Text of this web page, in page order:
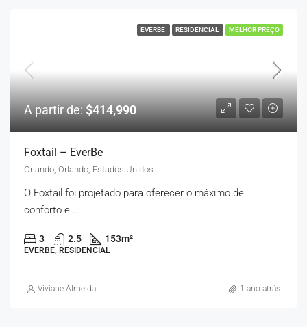
EVERBE RESIDENCIAL MELHOR PREÇO
A partir de:$414,990
Foxtail – EverBe
Orlando, Orlando, Estados Unidos
O Foxtail foi projetado para oferecer o máximo de
conforto e...
3 2.5 153m²
EVERBE, RESIDENCIAL
Viviane Almeida 1 ano atrás